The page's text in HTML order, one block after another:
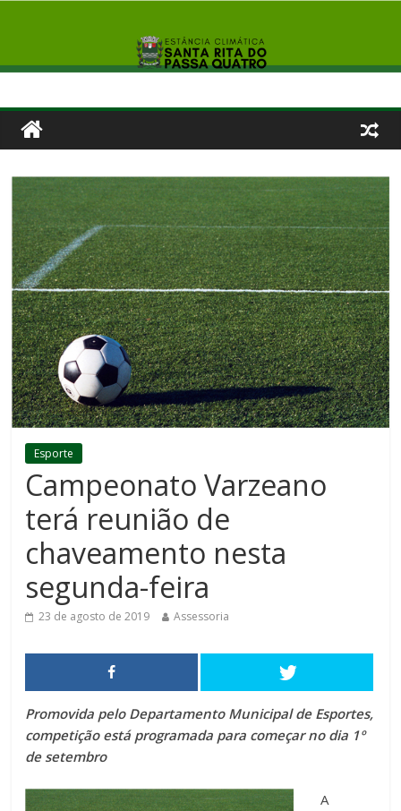
Esporte
Campeonato Varzeano
terá reunião de
chaveamento nesta
segunda-feira
23 de agosto de 2019 Assessoria
Promovida pelo Departamento Municipal de Esportes,
competição está programada para começar no dia 1º
de setembro
A